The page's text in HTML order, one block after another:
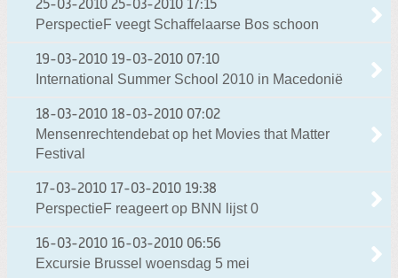
25-03-2010 25-03-2010 17:15
PerspectieF veegt Schaffelaarse Bos schoon
19-03-2010 19-03-2010 07:10
International Summer School 2010 in Macedonië
18-03-2010 18-03-2010 07:02
Mensenrechtendebat op het Movies that Matter
Festival
17-03-2010 17-03-2010 19:38
PerspectieF reageert op BNN lijst 0
16-03-2010 16-03-2010 06:56
Excursie Brussel woensdag 5 mei